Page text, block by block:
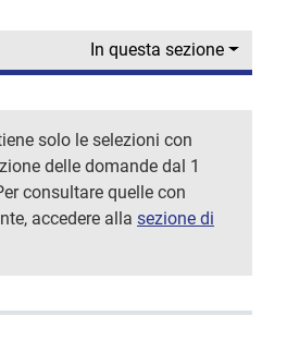
In questa sezione
solo le selezioni con
delle domande dal 1
consultare quelle con
accedere alla sezione di